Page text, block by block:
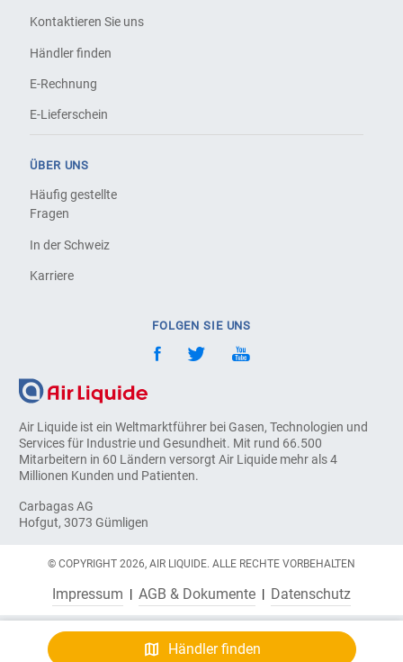
Händler finden
Air Liquide ist ein Weltmarktführer bei Gasen, Technologien und
Services für Industrie und Gesundheit. Mit rund 66.500
Mitarbeitern in 60 Ländern versorgt Air Liquide mehr als 4
Millionen Kunden und Patienten.
Carbagas AG
Hofgut, 3073 Gümligen
Kontaktieren Sie uns
Händler finden
E-Rechnung
E-Lieferschein
ÜBER UNS
Häufig gestellte
Fragen
In der Schweiz
Karriere
FOLGEN SIE UNS
© COPYRIGHT 2026, AIR LIQUIDE. ALLE RECHTE VORBEHALTEN
Impressum AGB & Dokumente Datenschutz